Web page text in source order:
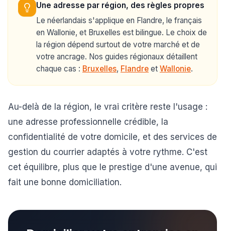
Une adresse par région, des règles propres
Le néerlandais s'applique en Flandre, le français
en Wallonie, et Bruxelles est bilingue. Le choix de
la région dépend surtout de votre marché et de
votre ancrage. Nos guides régionaux détaillent
chaque cas : Bruxelles, Flandre et Wallonie.
Au-delà de la région, le vrai critère reste l'usage :
une adresse professionnelle crédible, la
confidentialité de votre domicile, et des services de
gestion du courrier adaptés à votre rythme. C'est
cet équilibre, plus que le prestige d'une avenue, qui
fait une bonne domiciliation.